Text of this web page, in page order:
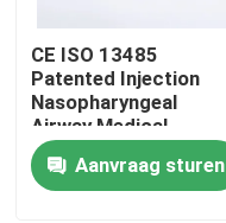
Thuis
Producten
CE ISO 13485
Patented Injection
Nasopharyngeal
Airway Medical
Silicone Hydrophilic
coating OEM ODM
Aanvraag sturen